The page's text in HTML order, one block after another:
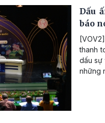
Dấu
báo
thanh
dấu sự
những